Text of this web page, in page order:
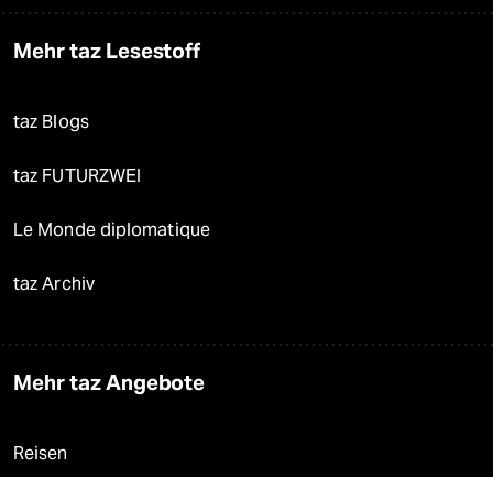
Mehr taz Lesestoff
taz Blogs
taz FUTURZWEI
Le Monde diplomatique
taz Archiv
Mehr taz Angebote
Reisen